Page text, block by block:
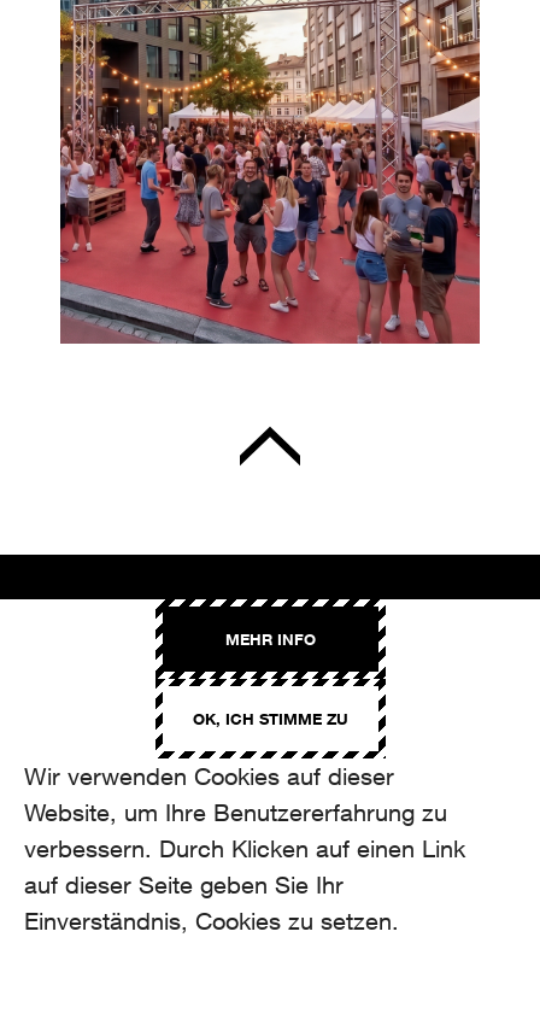
Wir verwenden Cookies auf dieser
Website, um Ihre Benutzererfahrung zu
verbessern. Durch Klicken auf einen Link
auf dieser Seite geben Sie Ihr
Einverständnis, Cookies zu setzen.
OK, ICH STIMME ZU
MEHR INFO
Binzmühlestrasse 170c
CH-8050 Zürich
CONTACT
hello@aroma.ch
+41 44 208 12 29
FOLLOW US